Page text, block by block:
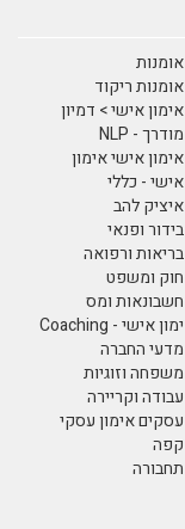
אומנות
אומנות ריקוד
אימון אישי > דמיון
מודרך - NLP
אימון אישי אימון
אישי - כללי
איציק להב
בידור ופנאי
בריאות ורפואה
חוק ומשפט
חשבונאות ומס
ימון אישי - Coaching
מדעי החברה
משפחה וזוגיות
עבודה וקריירה
עסקים אימון עסקי
קפה
תחבורה